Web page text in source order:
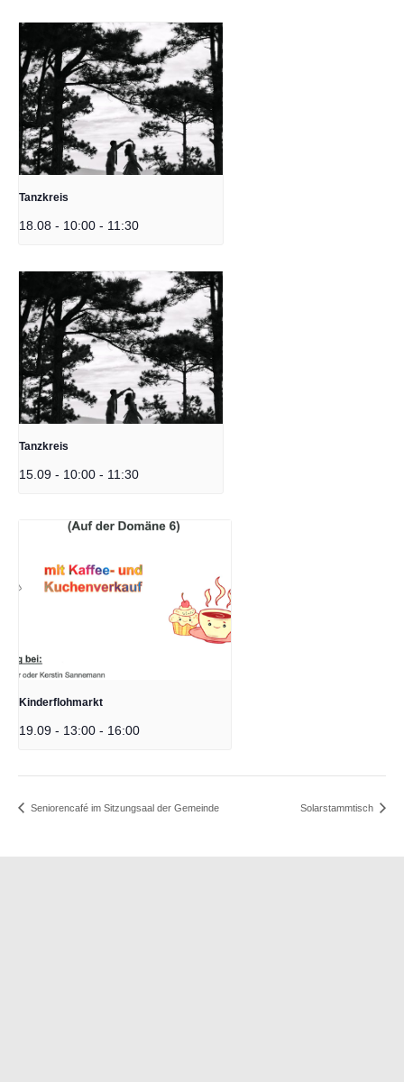
Tanzkreis
18.08 - 10:00 - 11:30
Tanzkreis
15.09 - 10:00 - 11:30
Kinderflohmarkt
19.09 - 13:00 - 16:00
Seniorencafé im Sitzungsaal der Gemeinde Solarstammtisch